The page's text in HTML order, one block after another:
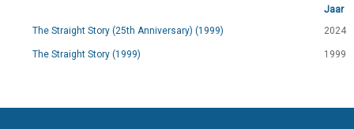
Jaar
The Straight Story (25th Anniversary) (1999)
2024
The Straight Story (1999) 1999